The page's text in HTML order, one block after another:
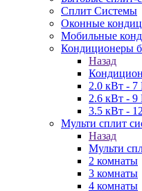
Сплит Системы
Оконные
Мобильные
Кондиционеры
Назад
2.0 кВт - 7
2.6 кВт - 9
3.5 кВт -
Мульти сплит
Назад
Мульти
2 комнаты
3 комнаты
4 комнаты